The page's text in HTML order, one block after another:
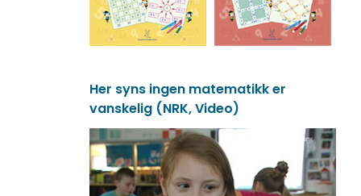
Her syns ingen matematikk er
vanskelig (NRK, Video)